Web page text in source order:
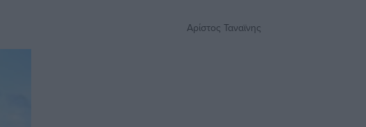
Αρίστος Ταναϊνης